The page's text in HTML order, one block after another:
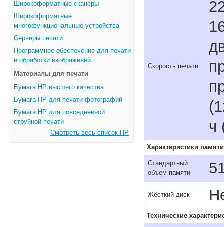
Широкоформатные сканеры
Широкоформатные
многофункциональные устройства
Серверы печати
Программное обеспечение для печати
и обработки изображений
Материалы для печати
Бумага HP высшего качества
Бумага HP для печати фотографий
Бумага HP для повседневной
струйной печати
Смотреть весь список HP
Скорость печати
ч
Характеристики памяти
Стандартный
объем памяти
Жёсткий диск
Технические